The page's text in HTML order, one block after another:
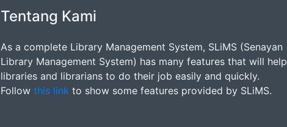
Tentang Kami
As a complete Library Management System, SLiMS (Senayan
Library Management System) has many features that will help
libraries and librarians to do their job easily and quickly.
Follow this link to show some features provided by SLiMS.